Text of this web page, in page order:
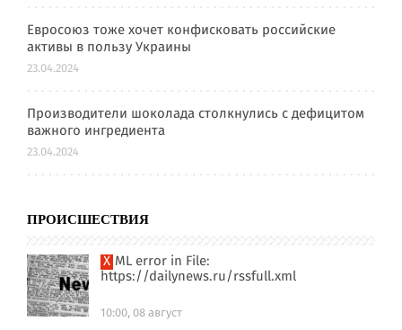
Евросоюз тоже хочет конфисковать российские
активы в пользу Украины
23.04.2024
Производители шоколада столкнулись с дефицитом
важного ингредиента
23.04.2024
ПРОИСШЕСТВИЯ
XML error in File:
https://dailynews.ru/rssfull.xml
10:00, 08 август